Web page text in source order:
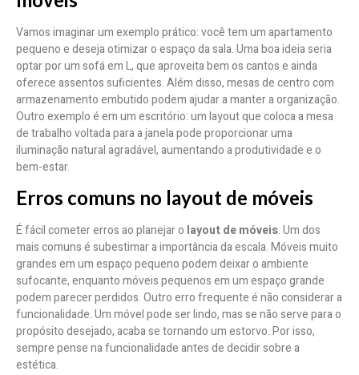
Vamos imaginar um exemplo prático: você tem um apartamento
pequeno e deseja otimizar o espaço da sala. Uma boa ideia seria
optar por um sofá em L, que aproveita bem os cantos e ainda
oferece assentos suficientes. Além disso, mesas de centro com
armazenamento embutido podem ajudar a manter a organização.
Outro exemplo é em um escritório: um layout que coloca a mesa
de trabalho voltada para a janela pode proporcionar uma
iluminação natural agradável, aumentando a produtividade e o
bem-estar.
Erros comuns no layout de móveis
É fácil cometer erros ao planejar o layout de móveis. Um dos
mais comuns é subestimar a importância da escala. Móveis muito
grandes em um espaço pequeno podem deixar o ambiente
sufocante, enquanto móveis pequenos em um espaço grande
podem parecer perdidos. Outro erro frequente é não considerar a
funcionalidade. Um móvel pode ser lindo, mas se não serve para o
propósito desejado, acaba se tornando um estorvo. Por isso,
sempre pense na funcionalidade antes de decidir sobre a
estética.